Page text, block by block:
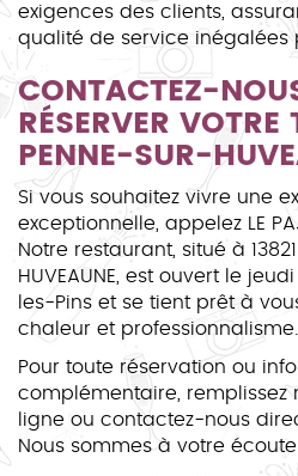
exigences des clients,
qualité de service inégalées
CONTACTEZ-
RÉSERVER
PENNE-SUR-
Si vous souhaitez vivre une
exceptionnelle, appelez LE
Notre restaurant, situé à 13821
HUVEAUNE, est ouvert le
les-Pins et se tient prêt à
chaleur et professionnalisme.
Pour toute réservation ou
complémentaire, remplissez
ligne ou contactez-nous
Nous sommes à votre écoute.